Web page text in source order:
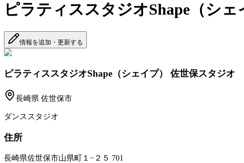
ピラティススタジオShape（シ
情報を追加・更新する
ピラティススタジオShape（シェイプ） 佐世保スタジオ
長崎県 佐世保市
ダンススタジオ
住所
長崎県佐世保市山県町１−２５ 701